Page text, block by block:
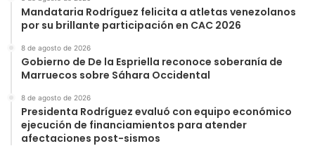
Mandataria Rodríguez felicita a atletas venezolanos
por su brillante participación en CAC 2026
8 de agosto de 2026
Gobierno de De la Espriella reconoce soberanía de
Marruecos sobre Sáhara Occidental
8 de agosto de 2026
Presidenta Rodríguez evaluó con equipo económico
ejecución de financiamientos para atender
afectaciones post-sismos